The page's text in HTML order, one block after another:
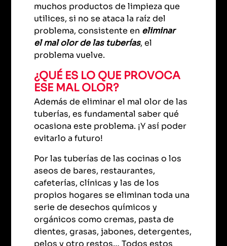
muchos productos de limpieza que
utilices, si no se ataca la raíz del
problema, consistente en eliminar
elmal olor de las tuberías, el
problema vuelve.
¿QUÉ ES LO QUE PROVOCA
ESE MAL OLOR?
Además de eliminar el mal olor de las
tuberías, es fundamental saber qué
ocasiona este problema. ¡Y así poder
evitarlo a futuro!
Por las tuberías de las cocinas o los
aseos de bares, restaurantes,
cafeterías, clínicas y las de los
propios hogares se eliminan toda una
serie de desechos químicos y
orgánicos como cremas, pasta de
dientes, grasas, jabones, detergentes,
pelos y otro restos… Todos estos